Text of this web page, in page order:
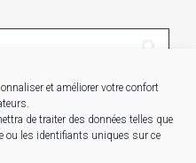
et améliorer votre confort
de traiter des données telles que
ou les identifiants uniques sur ce
du 19 Sept au 29 Nov.